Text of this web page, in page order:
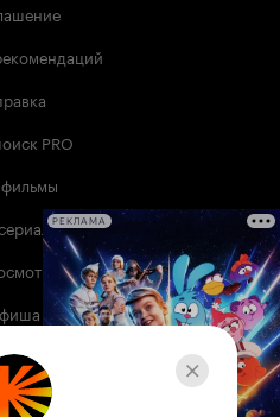
PRO
РЕКЛАМА